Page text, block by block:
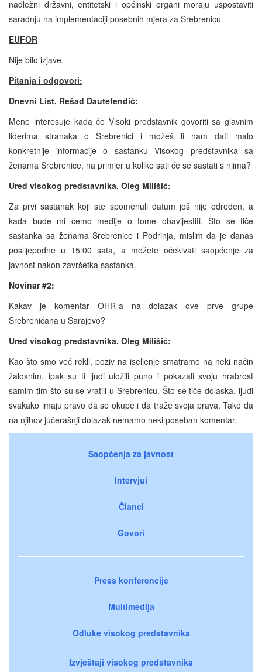
nadležni državni, entitetski i općinski organi moraju uspostaviti
saradnju na implementaciji posebnih mjera za Srebrenicu.
EUFOR
Nije bilo izjave.
Pitanja i odgovori:
Dnevni List, Rešad Dautefendić:
Mene interesuje kada će Visoki predstavnik govoriti sa glavnim
liderima stranaka o Srebrenici i možeš li nam dati malo
konkretnije informacije o sastanku Visokog predstavnika sa
ženama Srebrenice, na primjer u koliko sati će se sastati s njima?
Ured visokog predstavnika, Oleg Milišić:
Za prvi sastanak koji ste spomenuli datum još nije određen, a
kada bude mi ćemo medije o tome obavijestiti. Što se tiče
sastanka sa ženama Srebrenice i Podrinja, mislim da je danas
poslijepodne u 15:00 sata, a možete očekivati saopćenje za
javnost nakon završetka sastanka.
Novinar #2:
Kakav je komentar OHR-a na dolazak ove prve grupe
Srebreničana u Sarajevo?
Ured visokog predstavnika, Oleg Milišić:
Kao što smo već rekli, poziv na iseljenje smatramo na neki način
žalosnim, ipak su ti ljudi uložili puno i pokazali svoju hrabrost
samim tim što su se vratili u Srebrenicu. Što se tiče dolaska, ljudi
svakako imaju pravo da se okupe i da traže svoja prava. Tako da
na njihov jučerašnji dolazak nemamo neki poseban komentar.
Saopćenja za javnost
Intervjui
Članci
Govori
Press konferencije
Multimedija
Odluke visokog predstavnika
Izvještaji visokog predstavnika